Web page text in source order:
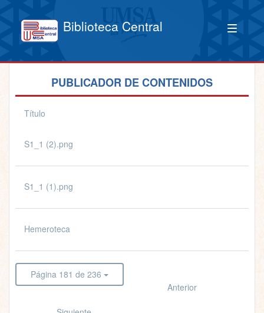
Biblioteca Central
PUBLICADOR DE CONTENIDOS
Título
S1_1 (2).png
S1_1 (1).png
Hemeroteca
Página 181 de 236
Anterior